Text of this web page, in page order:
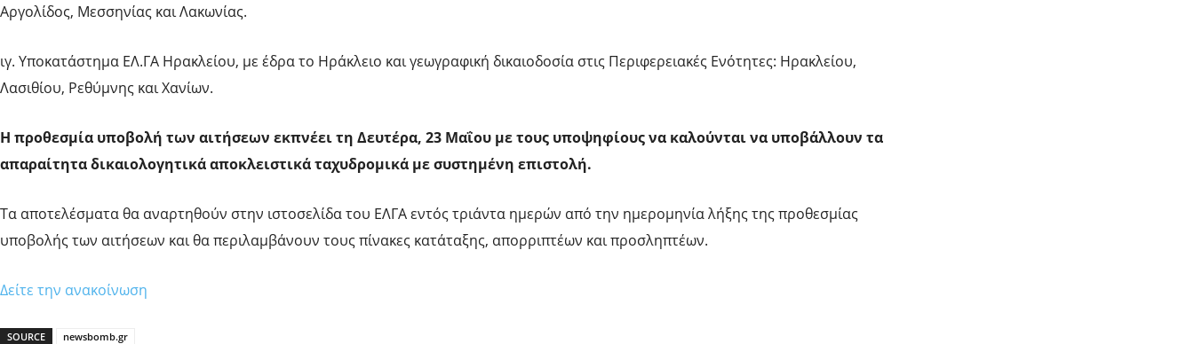
Αργολίδος, Μεσσηνίας και Λακωνίας.
ιγ. Υποκατάστημα ΕΛ.ΓΑ Ηρακλείου, με έδρα το Ηράκλειο και γεωγραφική δικαιοδοσία στις Περιφερειακές Ενότητες: Ηρακλείου,
Λασιθίου, Ρεθύμνης και Χανίων.
Η προθεσμία υποβολή των αιτήσεων εκπνέει τη Δευτέρα, 23 Μαΐου με τους υποψηφίους να καλούνται να υποβάλλουν τα
απαραίτητα δικαιολογητικά αποκλειστικά ταχυδρομικά με συστημένη επιστολή.
Τα αποτελέσματα θα αναρτηθούν στην ιστοσελίδα του ΕΛΓΑ εντός τριάντα ημερών από την ημερομηνία λήξης της προθεσμίας
υποβολής των αιτήσεων και θα περιλαμβάνουν τους πίνακες κατάταξης, απορριπτέων και προσληπτέων.
Δείτε την ανακοίνωση
SOURCE
newsbomb.gr